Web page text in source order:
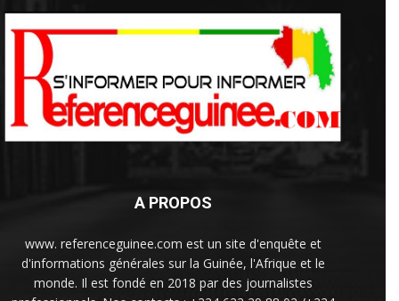
A PROPOS
www. referenceguinee.com est un site d'enquête et
d'informations générales sur la Guinée, l'Afrique et le
monde. Il est fondé en 2018 par des journalistes